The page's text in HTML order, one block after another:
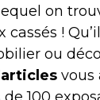
on
!
ou
vous